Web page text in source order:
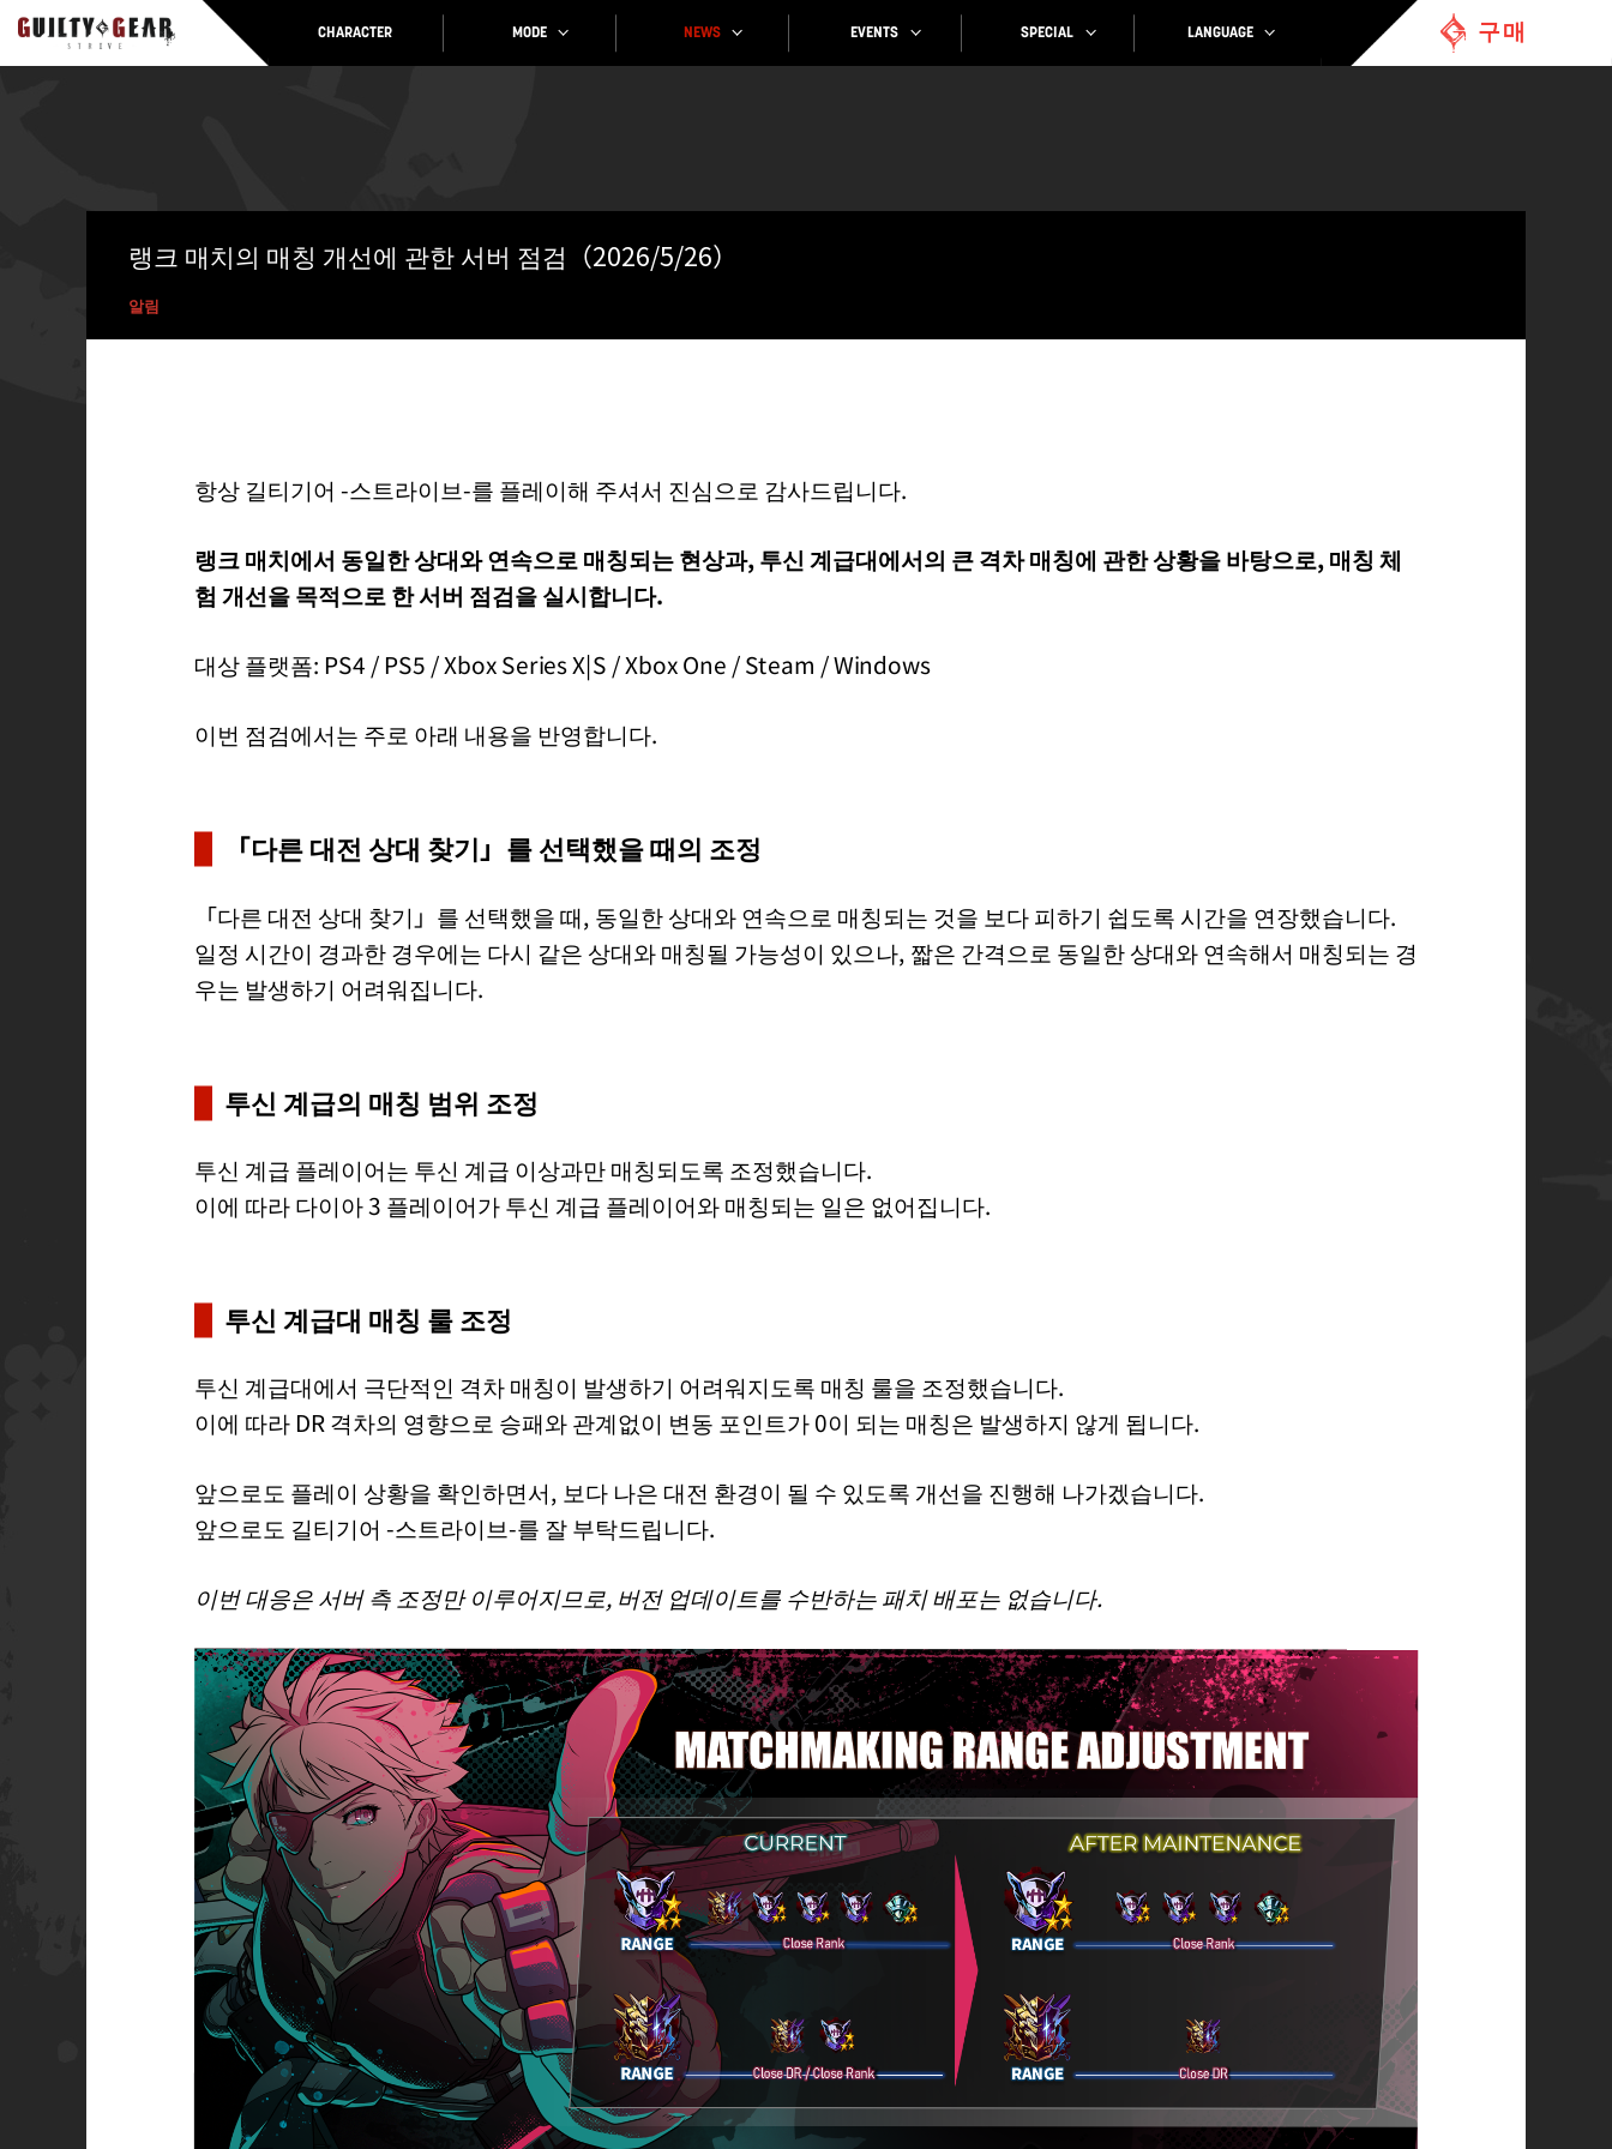
CHARACTER MODE NEWS EVENTS SPECIAL LANGUAGE 구매
랭크 매치의 매칭 개선에 관한 서버 점검（2026/5/26）
알림
항상 길티기어 -스트라이브-를 플레이해 주셔서 진심으로 감사드립니다.
랭크 매치에서 동일한 상대와 연속으로 매칭되는 현상과, 투신 계급대에서의 큰 격차 매칭에 관한 상황을 바탕으로, 매칭 체
험 개선을 목적으로 한 서버 점검을 실시합니다.
대상 플랫폼: PS4 / PS5 / Xbox Series X|S / Xbox One / Steam / Windows
이번 점검에서는 주로 아래 내용을 반영합니다.
「다른 대전 상대 찾기」를 선택했을 때의 조정
「다른 대전 상대 찾기」를 선택했을 때, 동일한 상대와 연속으로 매칭되는 것을 보다 피하기 쉽도록 시간을 연장했습니다.
일정 시간이 경과한 경우에는 다시 같은 상대와 매칭될 가능성이 있으나, 짧은 간격으로 동일한 상대와 연속해서 매칭되는 경
우는 발생하기 어려워집니다.
투신 계급의 매칭 범위 조정
투신 계급 플레이어는 투신 계급 이상과만 매칭되도록 조정했습니다.
이에 따라 다이아 3 플레이어가 투신 계급 플레이어와 매칭되는 일은 없어집니다.
투신 계급대 매칭 룰 조정
투신 계급대에서 극단적인 격차 매칭이 발생하기 어려워지도록 매칭 룰을 조정했습니다.
이에 따라 DR 격차의 영향으로 승패와 관계없이 변동 포인트가 0이 되는 매칭은 발생하지 않게 됩니다.
앞으로도 플레이 상황을 확인하면서, 보다 나은 대전 환경이 될 수 있도록 개선을 진행해 나가겠습니다.
앞으로도 길티기어 -스트라이브-를 잘 부탁드립니다.
이번 대응은 서버 측 조정만 이루어지므로, 버전 업데이트를 수반하는 패치 배포는 없습니다.